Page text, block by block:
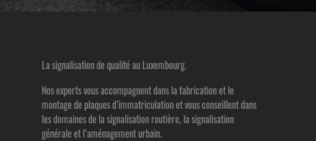
La signalisation de qualité au Luxembourg.
Nos experts vous accompagnent dans la fabrication et le
montage de plaques d’immatriculation et vous conseillent dans
les domaines de la signalisation routière, la signalisation
générale et l’aménagement urbain.